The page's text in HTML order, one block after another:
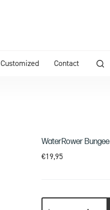
Customized Contact
WaterRower Bungee
€19,95